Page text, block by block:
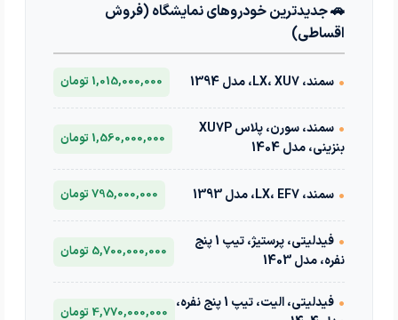
🚗 جدیدترین خودروهای نمایشگاه (فروش
اقساطی)
• سمند، LX، XU7، مدل 1394 1,015,000,000 تومان
•
سمند، سورن، پلاس XU7P
بنزینی، مدل 1404
1,560,000,000 تومان
• سمند، LX، EF7، مدل 1393 795,000,000 تومان
•
فیدلیتی، پرستیژ، تیپ 1 پنج
نفره، مدل 1403
5,700,000,000 تومان
•
فیدلیتی، الیت، تیپ 1 پنج نفره،
4,770,000,000 تومان